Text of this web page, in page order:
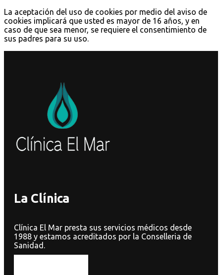
La aceptación del uso de cookies por medio del aviso de
cookies implicará que usted es mayor de 16 años, y en
caso de que sea menor, se requiere el consentimiento de
sus padres para su uso.
La Clínica
Clínica El Mar presta sus servicios médicos desde
1988 y estamos acreditados por la Conselleria de
Sanidad.